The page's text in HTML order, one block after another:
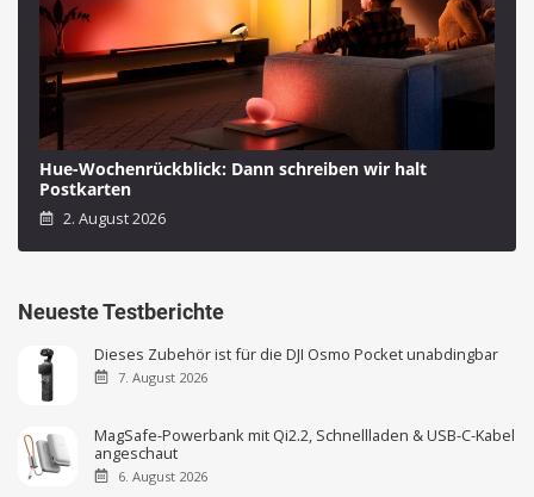
Hue-Wochenrückblick: Dann schreiben wir halt
Postkarten
2. August 2026
Neueste Testberichte
Dieses Zubehör ist für die DJI Osmo Pocket unabdingbar
7. August 2026
MagSafe-Powerbank mit Qi2.2, Schnellladen & USB-C-Kabel
angeschaut
6. August 2026